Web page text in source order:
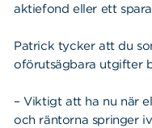
aktiefond eller ett
Patrick tycker att du
oförutsägbara utgifter
– Viktigt att ha nu när
och räntorna springer